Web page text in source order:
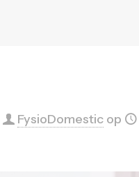
FysioDomestic op